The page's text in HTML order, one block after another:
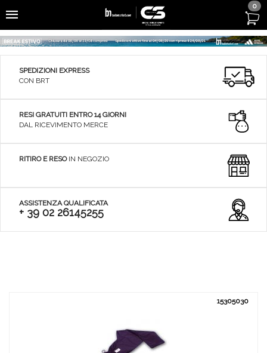
0
SPEDIZIONI EXPRESS
CON BRT
RESI GRATUITI ENTRO 14 GIORNI
DAL RICEVIMENTO MERCE
RITIRO E RESOIN NEGOZIO
ASSISTENZA QUALIFICATA
+ 39 02 26145255
15305030